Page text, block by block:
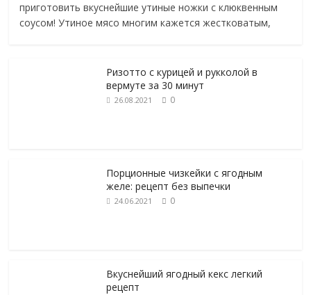
приготовить вкуснейшие утиные ножки с клюквенным
соусом! Утиное мясо многим кажется жестковатым,
Ризотто с курицей и рукколой в
вермуте за 30 минут
26.08.2021 0
Порционные чизкейки с ягодным
желе: рецепт без выпечки
24.06.2021 0
Вкуснейший ягодный кекс легкий
рецепт